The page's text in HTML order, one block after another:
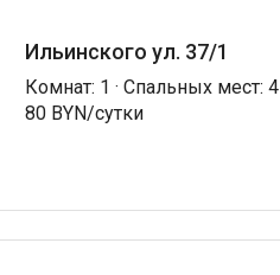
Ильинского ул. 37/1
Комнат: 1 · Спальных мест: 4
80 BYN/сутки